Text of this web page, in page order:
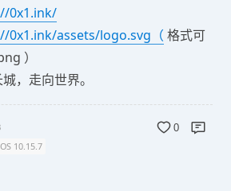
0x1.ink/
0x1.ink/assets/logo.svg（ 格式可
）
，走向世界。
0
10.15.7